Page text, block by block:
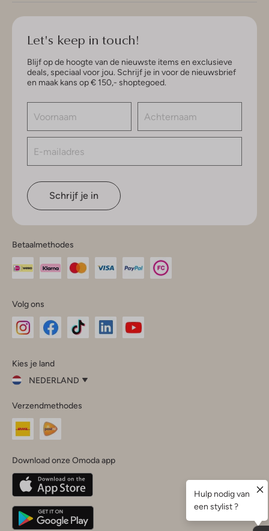
Let's keep in touch!
Blijf op de hoogte van de nieuwste items en exclusieve
deals, speciaal voor jou. Schrijf je in voor de nieuwsbrief
en maak kans op € 150,- shoptegoed.
Schrijf je in
Betaalmethodes
Volg ons
InstagramFacebook
Kies je land
NEDERLAND
je
land
Nederland
Belgique(Français)
Deutschland
Verzendmethodes
Download onze Omoda app